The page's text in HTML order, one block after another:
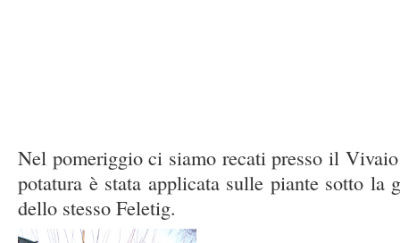
Nel pomeriggio ci siamo recati presso il
potatura è stata applicata sulle piante sotto la
dello stesso Feletig.